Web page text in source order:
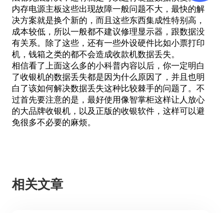
内存电源主板这些出现故障一般问题不大，最快的解
决方案就是换个新的，而且这些东西集成性特别高，
成本较低，所以一般都不建议修理显示器，跟数据没
有关系。除了这些，还有一些外设硬件比如小票打印
机，钱箱之类的都不会造成收款机数据丢失。
相信看了上面这么多的小科普内容以后，你一定明白
了收银机的数据丢失都是因为什么原因了，并且也明
白了该如何解决数据丢失这种比较棘手的问题了。不
过首先要注意的是，最好使用像智掌柜这样让人放心
的大品牌收银机，以及正版的收银软件，这样可以避
免很多不必要的麻烦。
相关文章